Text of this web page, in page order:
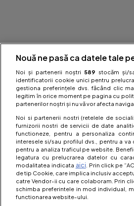
Nouă ne pasă ca datele tale
Noi și partenerii noștri 589 stocăm și/
identificatorii cookie unici pentru
gestiona preferințele dvs. făcând clic
legitim în orice moment pe pagina cu
partenerilor noștri și nu vă vor afecta
Noi si partenerii nostri (retelele de
furnizorii nostri de servicii de date
functioneze, pentru a personaliza
interesele si/sau profilul dvs., pentru a
pentru a analiza traficul pe website.
legatura cu prelucrarea datelor cu
modalitatea indicata aici . Prin click pe
de tip Cookie, care implica inclusiv
catre Vendor-ii cu care colaboram. Prin
schimba preferintele in mod individual,
functionarea website-ului.